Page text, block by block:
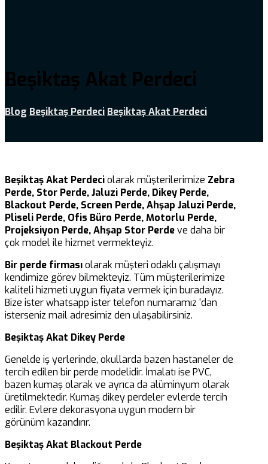
Beşiktaş Akat Perdeci
Blog Beşiktaş Perdeci Beşiktaş Akat Perdeci
Beşiktaş Akat Perdeciolarak müşterilerimize Zebra
Perde, Stor Perde, Jaluzi Perde, Dikey Perde,
Blackout Perde, Screen Perde, Ahşap Jaluzi Perde,
Pliseli Perde, Ofis Büro Perde, Motorlu Perde,
Projeksiyon Perde, Ahşap Stor Perdeve daha bir
çok model ile hizmet vermekteyiz.
Bir perde firmasıolarak müşteri odaklı çalışmayı
kendimize görev bilmekteyiz. Tüm müşterilerimize
kaliteli hizmeti uygun fiyata vermek için buradayız.
Bize ister whatsapp ister telefon numaramız ‘dan
isterseniz mail adresimiz den ulaşabilirsiniz.
Beşiktaş Akat Dikey Perde
Genelde iş yerlerinde, okullarda bazen hastaneler de
tercih edilen bir perde modelidir. İmalatı ise PVC,
bazen kumaş olarak ve ayrıca da alüminyum olarak
üretilmektedir. Kumaş dikey perdeler evlerde tercih
edilir. Evlere dekorasyona uygun modern bir
görünüm kazandırır.
Beşiktaş Akat Blackout Perde